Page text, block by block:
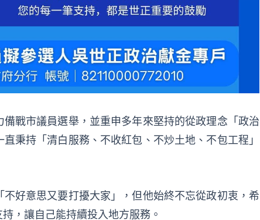
戰市議員選舉，並重申多年來堅持的從政理念「政治
秉持「清白服務、不收紅包、不炒土地、不包工程」
好意思又要打擾大家」，但他始終不忘從政初衷，希
，讓自己能持續投入地方服務。